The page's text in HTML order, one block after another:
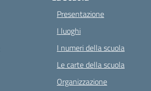
Presentazione
I luoghi
I numeri della scuola
Le carte della scuola
Organizzazione